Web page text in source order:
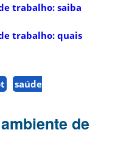
trabalho: saiba
trabalho: quais
saúde
de